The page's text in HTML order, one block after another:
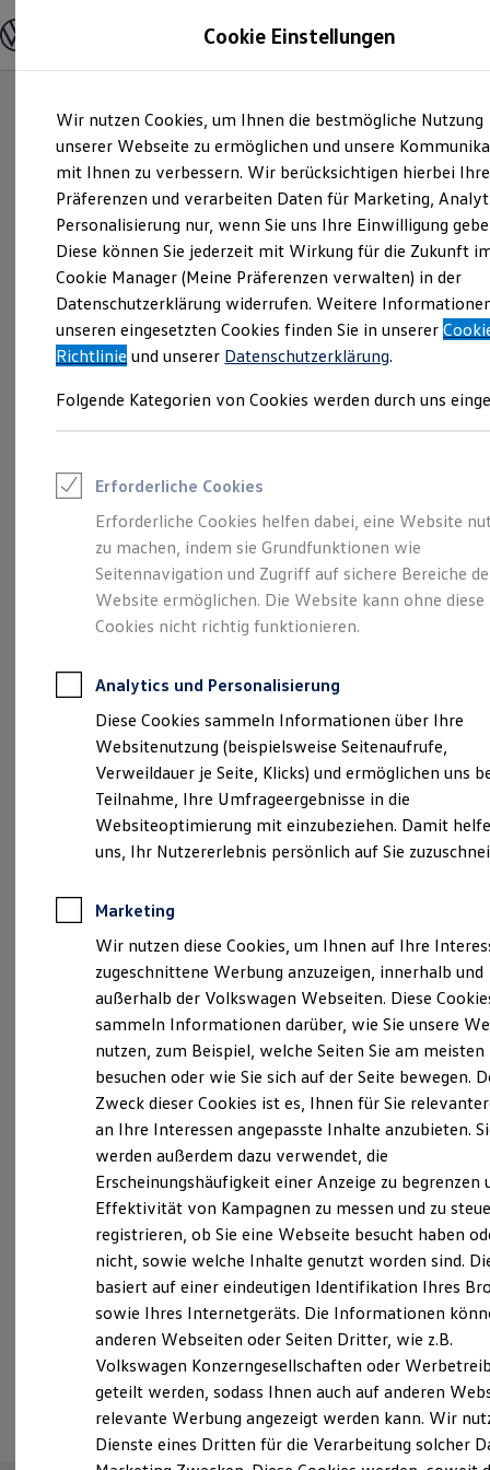
Hauptinhalt
springen
Footer
springen
Modelle und Konfigurator
Modelle vergleichen
Elektroautos
ENERGY Sondermodelle
Nutzfahrzeuge
SUV und CUV
Familienautos
Kombis
Kompaktwagen
Sportwagen
Schnell verfügbare Fahrzeuge
Angebote und Produkte
Aktuelle Angebote
E-Auto-Förderung
Volkswagen Marktplatz
Junge Gebrauchtwagen und Gebrauchtwagen
Saisonangebote
Leasing
Leasing-Angebote
Gebrauchtwagen Leasing
Junge Gebrauchtwagen-Leasing
Elektroauto Leasing
Kleinwagen-Leasing
Leasing ohne Anzahlung
Autokredit mit Schlussrate
Versicherungen und Garantien
Kfz-Versicherung
Restschuldversicherungen
Garantien
Wartungsverträge
Geschäftskunden
Professional Class bei Volkswagen
Großkunden
Behörden
Anpfiff zum Gewinn
Elektroautos
ID. Tutorials
Der neue ID. Polo
Der ID.4
Der ID.4 GTX
Der ID.5 GTX
Der ID.7 GTX
Der ID.7 Tourer
Der ID.7 GTX Tourer
Der neue ID. Cross
Elektrofahrzeugkonzepte
ID. EVERY1
Reichweite
Reichweite der ID. Modelle
Reichweite im Winter
Rekuperation
Laden unterwegs
Laden Zuhause
Ladestationen finden
Ladezeitensimulator
Batterie
Sicherheit
Garantie und Lebensdauer
Eleganzschön
großartig. Der Passat.
Probefahrt vereinbaren
Fahrzeugangebot anfordern
Servicetermin buchen
Serviceanfrage stellen
Cookie Einstellungen
Wir nutzen Cookies, um Ihnen die bestmögliche Nutzung
unserer Webseite zu ermöglichen und unsere
mit Ihnen zu verbessern. Wir berücksichtigen hierbei Ihre
Präferenzen und verarbeiten Daten für Marketing,
Personalisierung nur, wenn Sie uns Ihre Einwilligung
Diese können Sie jederzeit mit Wirkung für die Zukunft
Cookie Manager (Meine Präferenzen verwalten) in der
Datenschutzerklärung widerrufen. Weitere
unseren eingesetzten Cookies finden Sie in unserer
Richtlinie und unserer Datenschutzerklärung.
Folgende Kategorien von Cookies werden durch uns
Erforderliche Cookies
Erforderliche Cookies helfen dabei, eine Website
zu machen, indem sie Grundfunktionen wie
Seitennavigation und Zugriff auf sichere Bereiche
Website ermöglichen. Die Website kann ohne diese
Cookies nicht richtig funktionieren.
Analytics und Personalisierung
Diese Cookies sammeln Informationen über Ihre
Websitenutzung (beispielsweise Seitenaufrufe,
Verweildauer je Seite, Klicks) und ermöglichen uns
Teilnahme, Ihre Umfrageergebnisse in die
Websiteoptimierung mit einzubeziehen. Damit
uns, Ihr Nutzererlebnis persönlich auf Sie
Marketing
Wir nutzen diese Cookies, um Ihnen auf Ihre
zugeschnittene Werbung anzuzeigen, innerhalb und
außerhalb der Volkswagen Webseiten. Diese
sammeln Informationen darüber, wie Sie unsere
nutzen, zum Beispiel, welche Seiten Sie am meisten
besuchen oder wie Sie sich auf der Seite bewegen.
Zweck dieser Cookies ist es, Ihnen für Sie
an Ihre Interessen angepasste Inhalte anzubieten.
werden außerdem dazu verwendet, die
Erscheinungshäufigkeit einer Anzeige zu begrenzen
Effektivität von Kampagnen zu messen und zu
registrieren, ob Sie eine Webseite besucht haben
nicht, sowie welche Inhalte genutzt worden sind.
basiert auf einer eindeutigen Identifikation Ihres
sowie Ihres Internetgeräts. Die Informationen
anderen Webseiten oder Seiten Dritter, wie z.B.
Volkswagen Konzerngesellschaften oder
geteilt werden, sodass Ihnen auch auf anderen
relevante Werbung angezeigt werden kann. Wir
Dienste eines Dritten für die Verarbeitung solcher